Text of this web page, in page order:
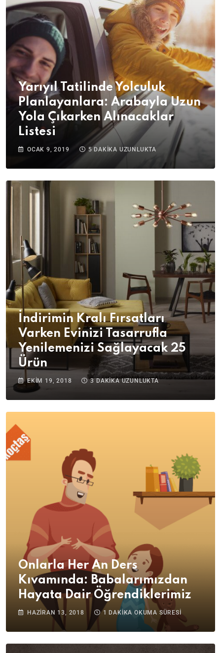
Yarıyıl Tatilinde Yolculuk
Planlayanlara: Arabayla Uzun
Yola Çıkarken Alınacaklar
Listesi
OCAK 9, 2019 5 DAKIKA UZUNLUKTA
İndirimin Kralı Fırsatları
Varken Evinizi Tasarrufla
Yenilemenizi Sağlayacak 25
Ürün
EKIM 19, 2018 3 DAKIKA UZUNLUKTA
Onlarla Her An Ders
Kıvamında: Babalarımızdan
Hayata Dair Öğrendiklerimiz
HAZIRAN 13, 2018 1 DAKİKA OKUMA SÜRESİ